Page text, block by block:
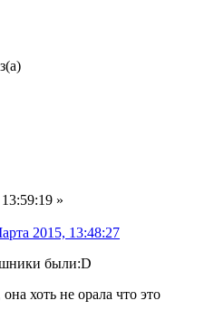
»
2015, 13:48:27
были:D
хоть не орала что это